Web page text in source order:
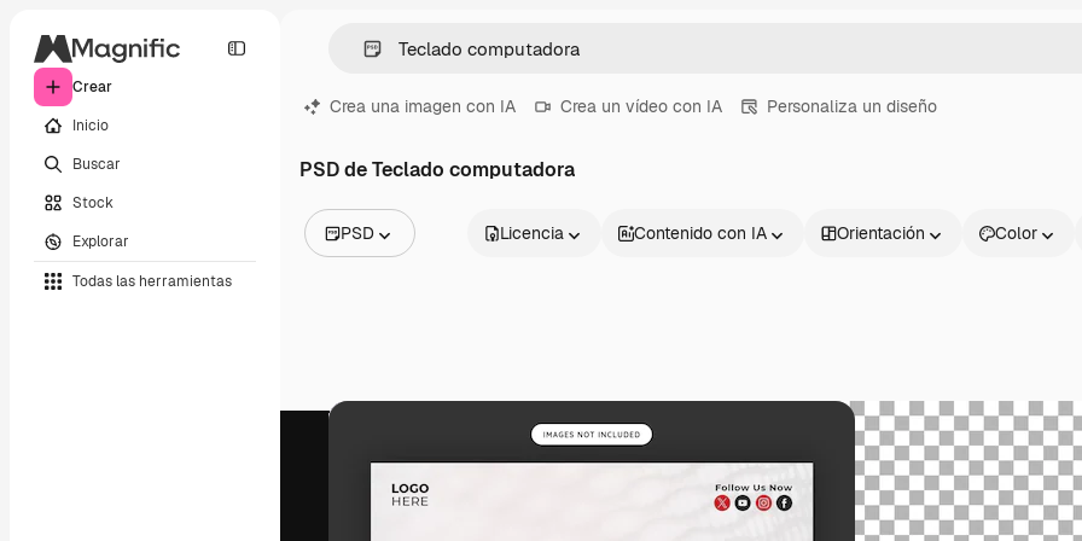
Crear
Inicio
Buscar
Stock
Explorar
Todas las herramientas
Crea una imagen con IA Crea un vídeo con IA Personaliza un diseño
PSD de Teclado computadora
PSD
Vídeos
Plantillas de vídeos
Modelos 3D
Licencia Contenido con IA Orientación Color
Información